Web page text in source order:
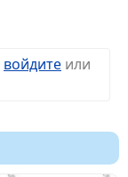
войдите или